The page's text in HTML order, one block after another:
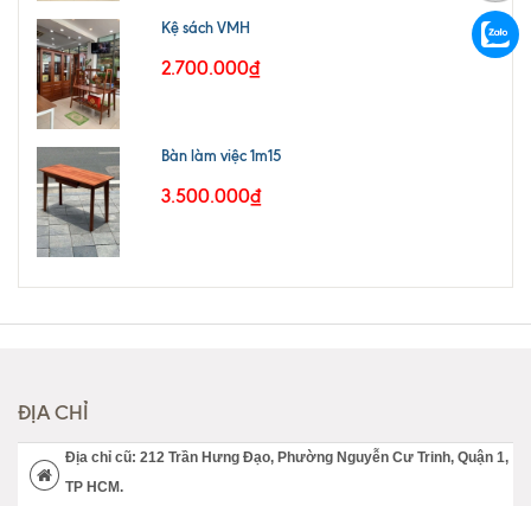
Kệ sách VMH
2.700.000₫
Bàn làm việc 1m15
3.500.000₫
ĐỊA CHỈ
Địa chỉ cũ: 212 Trần Hưng Đạo, Phường Nguyễn Cư Trinh, Quận 1,
TP HCM.